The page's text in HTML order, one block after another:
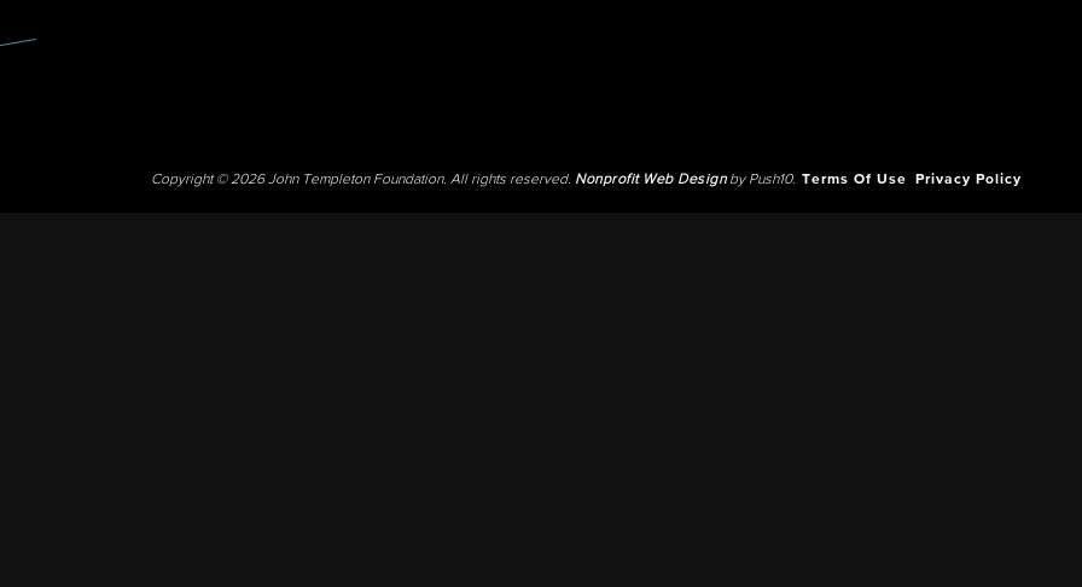
Copyright © 2026 John Templeton Foundation. All rights reserved. Nonprofit Web Designby Push10. Terms Of Use Privacy Policy